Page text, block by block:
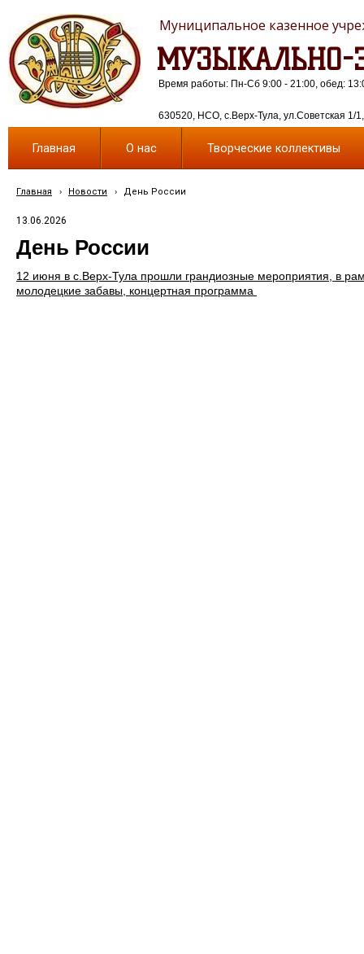
МУЗЫКАЛЬНО-
Муниципальное казенное
630520, НСО, с.Верх-Тула, ул.Советская 1/
Время работы: Пн-Сб 9:00 - 21:00, обед:
Главная О нас Творческие коллективы
Главная › Новости › День России
13.06.2026
День России
12 июня в с.Верх-Тула прошли грандиозные мероприятия, в
молодецкие забавы, концертная программа